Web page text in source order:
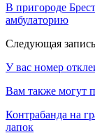
В пригороде
амбулаторию
Следующая запись
У вас номер
Вам также могут
Контрабанда на
лапок